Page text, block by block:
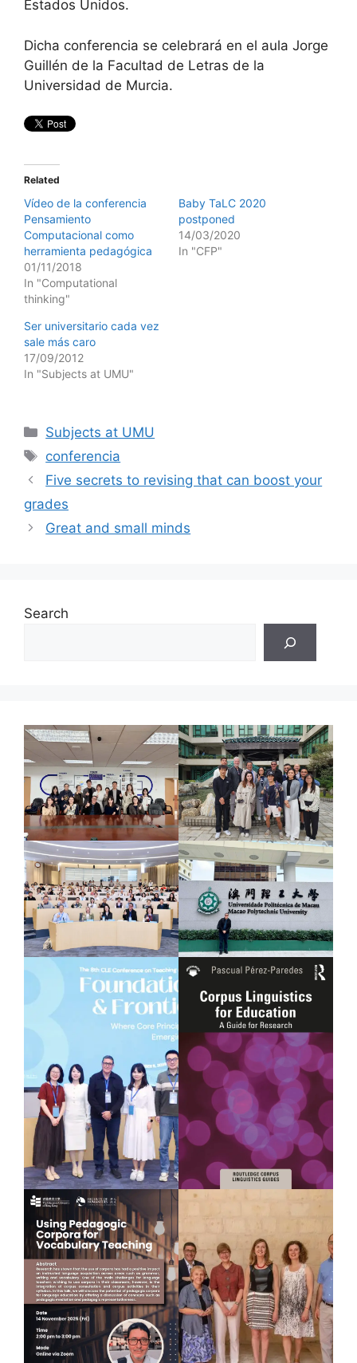
Estados Unidos.
Dicha conferencia se celebrará en el aula Jorge
Guillén de la Facultad de Letras de la
Universidad de Murcia.
Related
Vídeo de la conferencia
Pensamiento
Computacional como
herramienta pedagógica
01/11/2018
In "Computational
thinking"
Baby TaLC 2020
postponed
14/03/2020
In "CFP"
Ser universitario cada vez
sale más caro
17/09/2012
In "Subjects at UMU"
Categories
Subjects at UMU
Tags
conferencia
Five secrets to revising that can boost your
grades
Great and small minds
Search